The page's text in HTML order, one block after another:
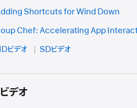
Shortcuts for Wind Down
Chef: Accelerating App
ビデオ
SDビデオ
デオ